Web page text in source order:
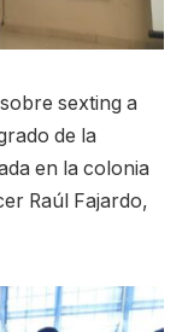
sexting a
de la
en la colonia
Raúl Fajardo,